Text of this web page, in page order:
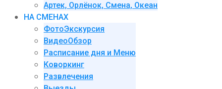
Артек, Орлёнок, Смена, Океан
НА СМЕНАХ
ФотоЭкскурсия
ВидеоОбзор
Расписание дня и Меню
Коворкинг
Развлечения